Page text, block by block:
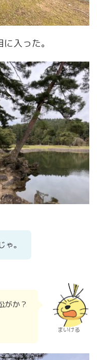
入った。
ゃ。
がか？
まいける